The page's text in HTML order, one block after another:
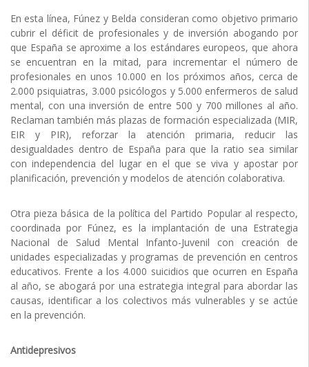
En esta línea, Fúnez y Belda consideran como objetivo primario
cubrir el déficit de profesionales y de inversión abogando por
que España se aproxime a los estándares europeos, que ahora
se encuentran en la mitad, para incrementar el número de
profesionales en unos 10.000 en los próximos años, cerca de
2.000 psiquiatras, 3.000 psicólogos y 5.000 enfermeros de salud
mental, con una inversión de entre 500 y 700 millones al año.
Reclaman también más plazas de formación especializada (MIR,
EIR y PIR), reforzar la atención primaria, reducir las
desigualdades dentro de España para que la ratio sea similar
con independencia del lugar en el que se viva y apostar por
planificación, prevención y modelos de atención colaborativa.
Otra pieza básica de la política del Partido Popular al respecto,
coordinada por Fúnez, es la implantación de una Estrategia
Nacional de Salud Mental Infanto-Juvenil con creación de
unidades especializadas y programas de prevención en centros
educativos. Frente a los 4.000 suicidios que ocurren en España
al año, se abogará por una estrategia integral para abordar las
causas, identificar a los colectivos más vulnerables y se actúe
en la prevención.
Antidepresivos